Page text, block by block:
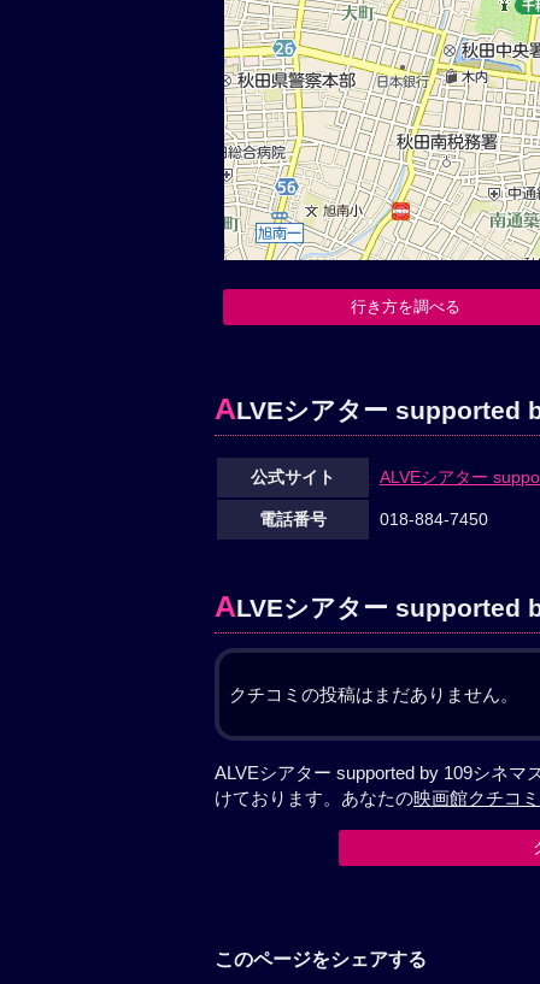
行き方を調べる
ALVEシアター supported
公式サイト ALVEシアター
電話番号 018-884-7450
ALVEシアター supported
クチコミの投稿はまだありません。
ALVEシアター supported by 109シネマ
けております。あなたの映画館クチコミ
このページをシェアする